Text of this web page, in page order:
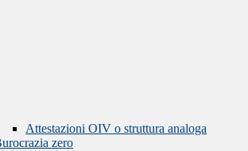
Attestazioni OIV o struttura analoga
zero